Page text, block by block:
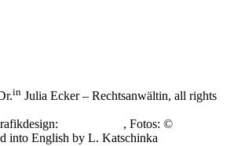
in Julia Ecker – Rechtsanwältin, all rights
, Fotos: ©
into English by L. Katschinka